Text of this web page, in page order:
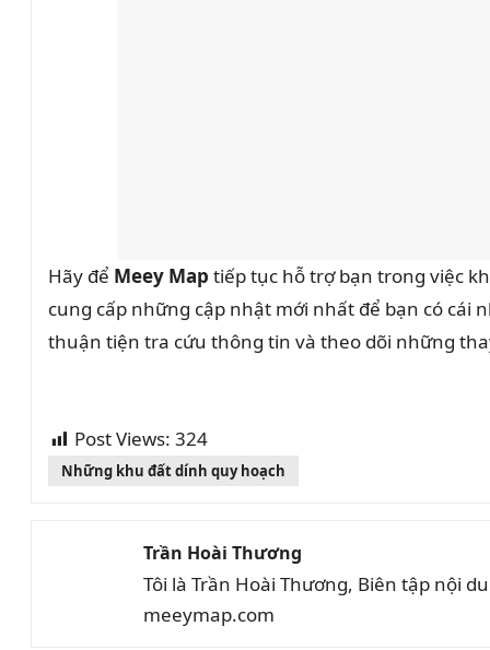
Hãy để Meey Map tiếp tục hỗ trợ bạn trong việc
cung cấp những cập nhật mới nhất để bạn có cái
thuận tiện tra cứu thông tin và theo dõi những
Post Views: 324
Những khu đất dính quy hoạch
Trần Hoài Thương
Tôi là Trần Hoài Thương, Biên tập nội
meeymap.com